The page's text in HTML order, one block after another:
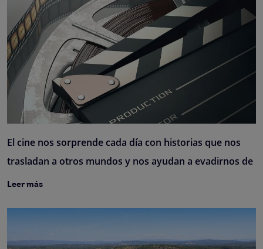
El cine nos sorprende cada día con historias que nos
trasladan a otros mundos y nos ayudan a evadirnos de
Leer más